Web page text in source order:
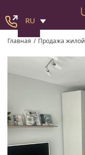
RU
Главная / Продажа жилой